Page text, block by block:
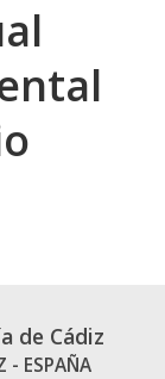
de Cádiz
- ESPAÑA